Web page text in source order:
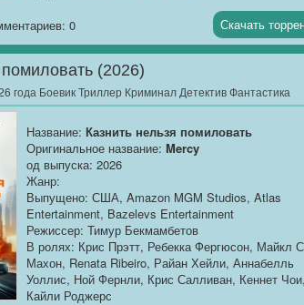
О фильме
: В мегаполисе, где ночь опаснее дня,
действует особый отряд — «Ночной патруль».
агенты работают...
0 Скачать
(2026)
года Боевик Триллер Криминал Детектив Фантастика
Название: Казнить нельзя помиловать
Оригинальное название: Mercy
од выпуска: 2026
Жанр:
Выпущено: США, Amazon MGM Studios, Atlas
Entertainment, Bazelevs Entertainment
Режиссер: Тимур Бекмамбетов
В ролях: Крис Прэтт, Ребекка Фергюсон, Майкл
Махон, Renata Ribeiro, Райан Хейли, Аннабелль
Уоллис, Ной Фернли, Крис Салливан, Кеннет Чои,
Кайли Роджерс